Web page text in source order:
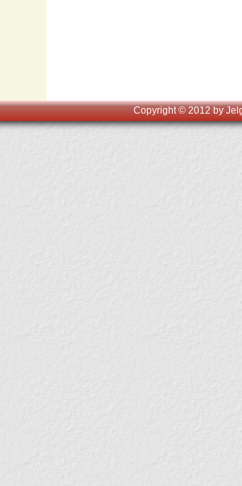
Copyright © 2012 by